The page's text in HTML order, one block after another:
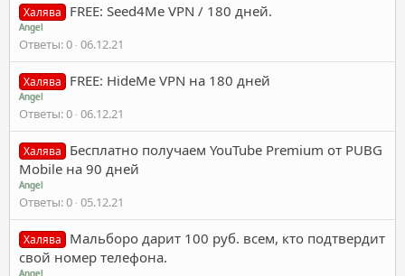
Халява FREE: Seed4Me VPN / 180 дней.
Angel
Ответы 0 06.12.21
Халява FREE: HideMe VPN на 180 дней
Angel
Ответы 0 06.12.21
Халява
Бесплатно получаем YouTube Premium от PUBG
Mobile на 90 дней
Angel
Ответы 0 05.12.21
Халява
Мальборо дарит 100 руб. всем, кто подтвердит
свой номер телефона.
Angel